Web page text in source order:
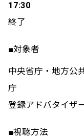
17:30
終了
■対象者
中央省庁・地方公
庁
登録アドバタイザ
■視聴方法